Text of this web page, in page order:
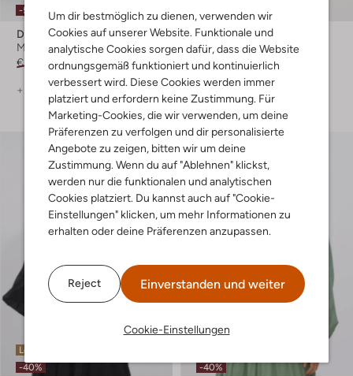
Um dir bestmöglich zu dienen, verwenden wir
Cookies auf unserer Website. Funktionale und
analytische Cookies sorgen dafür, dass die Website
ordnungsgemäß funktioniert und kontinuierlich
verbessert wird. Diese Cookies werden immer
platziert und erfordern keine Zustimmung. Für
Marketing-Cookies, die wir verwenden, um deine
Präferenzen zu verfolgen und dir personalisierte
Angebote zu zeigen, bitten wir um deine
Zustimmung. Wenn du auf "Ablehnen" klickst,
werden nur die funktionalen und analytischen
Cookies platziert. Du kannst auch auf "Cookie-
Einstellungen" klicken, um mehr Informationen zu
erhalten oder deine Präferenzen anzupassen.
Reject Einverstanden und weiter
Cookie-Einstellungen
-50%
Devotion
Maxirock
€ 149,99 € 74,99
+ mehr farben
Devotion
Minikleid
€ 229,99 € 91,99
+ mehr farben
Letzte Größen
-40%
-40%